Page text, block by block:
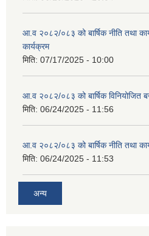
आ.व २०८२/०८३ को बार्षिक नीति तथा
कार्यक्रम
मिति: 07/17/2025 - 10:00
आ.व २०८२/०८३ को बार्षिक विनियोजित
मिति: 06/24/2025 - 11:56
आ.व २०८२/०८३ को बार्षिक नीति तथा
मिति: 06/24/2025 - 11:53
अन्य